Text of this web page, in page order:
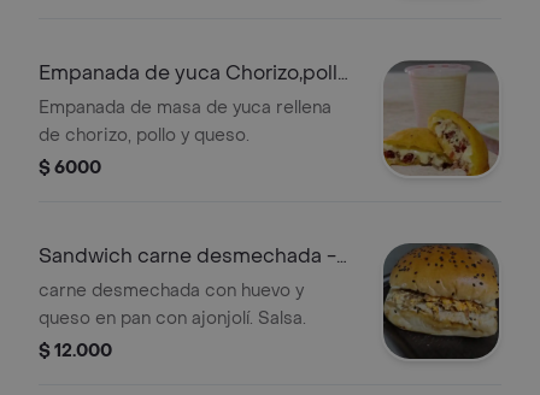
Empanada de yuca Chorizo,pollo
y queso
Empanada de masa de yuca rellena
de chorizo, pollo y queso.
$ 6000
Sandwich carne desmechada -
huevo y quso
carne desmechada con huevo y
queso en pan con ajonjolí. Salsa.
$ 12.000